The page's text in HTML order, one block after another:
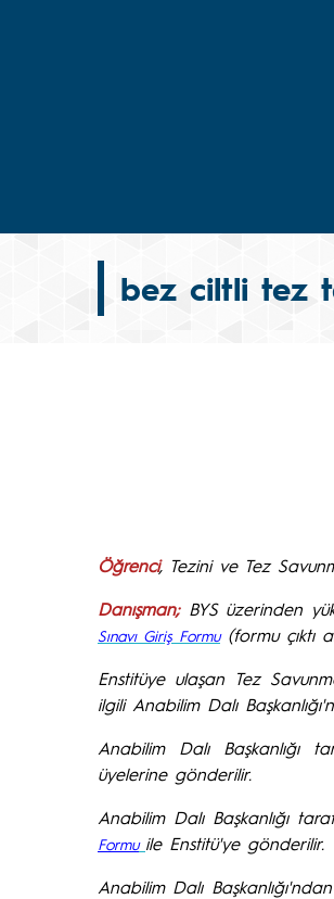
bez ciltli tez
Öğrenci, Tezini ve Tez
Danışman;BYS üzerinden
Sınavı Giriş Formu(formu çıktı
Enstitüye ulaşan Tez
ilgili Anabilim Dalı
Anabilim Dalı Başkanlığı
üyelerine gönderilir.
Anabilim Dalı Başkanlığı
Formu ile Enstitü'ye gönderilir.
Anabilim Dalı